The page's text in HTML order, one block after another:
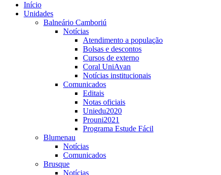
Início
Unidades
Balneário Camboriú
Notícias
Atendimento a população
Bolsas e descontos
Cursos de externo
Coral UniAvan
Notícias institucionais
Comunicados
Editais
Notas oficiais
Uniedu2020
Prouni2021
Programa Estude Fácil
Blumenau
Notícias
Comunicados
Brusque
Notícias